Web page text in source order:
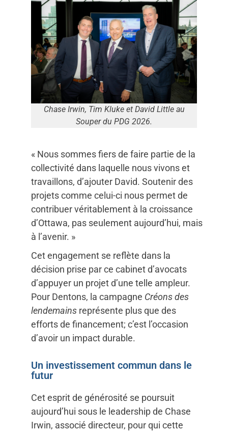
Chase Irwin, Tim Kluke et David Little au
Souper du PDG 2026.
« Nous sommes fiers de faire partie de la
collectivité dans laquelle nous vivons et
travaillons, d’ajouter David. Soutenir des
projets comme celui-ci nous permet de
contribuer véritablement à la croissance
d’Ottawa, pas seulement aujourd’hui, mais
à l’avenir. »
Cet engagement se reflète dans la
décision prise par ce cabinet d’avocats
d’appuyer un projet d’une telle ampleur.
Pour Dentons, la campagne Créons des
lendemains représente plus que des
efforts de financement; c’est l’occasion
d’avoir un impact durable.
Un investissement commun dans le
futur
Cet esprit de générosité se poursuit
aujourd’hui sous le leadership de Chase
Irwin, associé directeur, pour qui cette